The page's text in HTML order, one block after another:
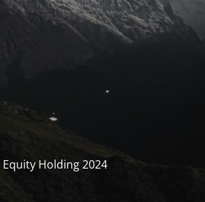
Holding 2024